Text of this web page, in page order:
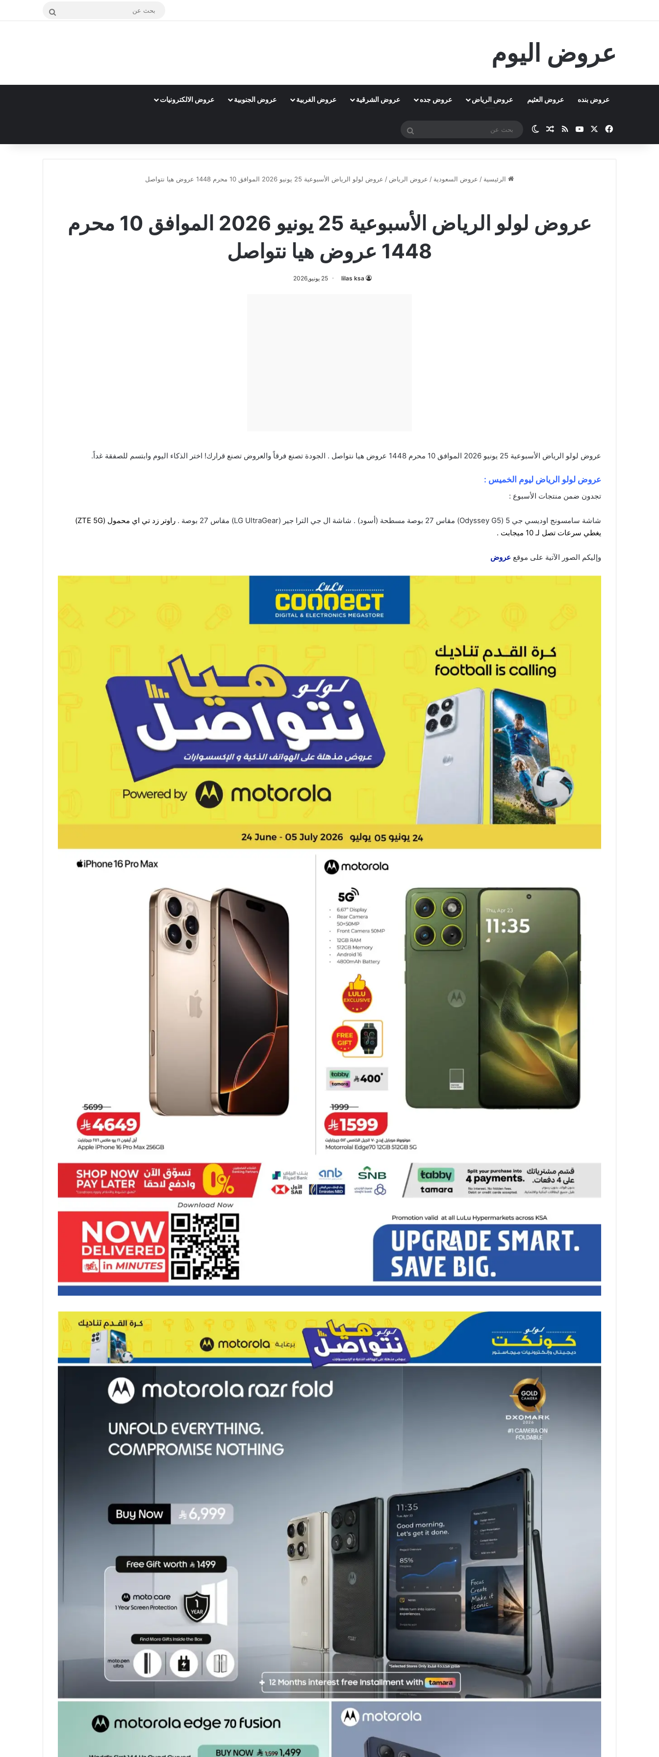
بحث
عروض اليوم
عروض بنده عروض العثيم عروض الرياض عروض جده عروض الشرقية عروض الغربية عروض الجنوبية عروض الالكترونيات
فيسبوك ‫YouTubeملخص الموقع RSS
مقال عشوائي
الوضع المظلم
بحث
الرئيسية / عروض السعودية / عروض الرياض / عروض لولو الرياض الأسبوعية 25 يونيو 2026 الموافق 10 محرم 1448 عروض هيا نتواصل
عروض لولو الرياض الأسبوعية 25 يونيو 2026 الموافق 10 محرم
1448 عروض هيا نتواصل
lilas ksa 25 يونيو,2026
عروض لولو الرياض الأسبوعية 25 يونيو 2026 الموافق 10 محرم 1448 عروض هيا نتواصل . الجودة تصنع فرقاً والعروض تصنع قرارك! اختر الذكاء اليوم وابتسم للصفقة غداً.
عروض لولو الرياض ليوم الخميس :
تجدون ضمن منتجات الأسبوع :
شاشة سامسونج اوديسي جي 5 (Odyssey G5) مقاس 27 بوصة مسطحة (أسود) . شاشة ال جي الترا جير (LG UltraGear) مقاس 27 بوصة . راوتر زد تي اي محمول (ZTE 5G)
يغطي سرعات تصل لـ 10 ميجابت .
وإليكم الصور الآتية على موقع عروض